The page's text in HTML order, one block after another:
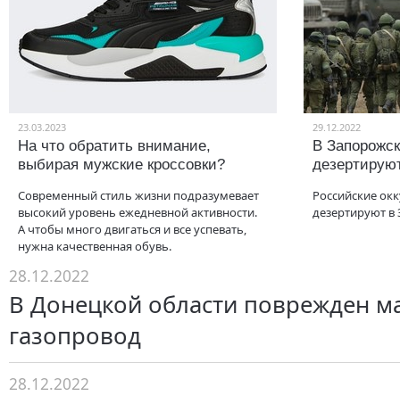
23.03.2023
На что обратить внимание,
выбирая мужские кроссовки?
Современный стиль жизни подразумевает
высокий уровень ежедневной активности.
А чтобы много двигаться и все успевать,
нужна качественная обувь.
29.12.2022
В
Российские
дезертируют в
28.12.2022
В Донецкой области поврежден
газопровод
28.12.2022